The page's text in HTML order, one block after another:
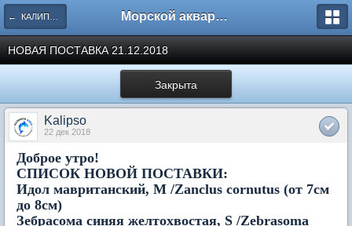
← КАЛИПСО - Морские гидробионты. Морской аквариум. Форумы ReefCentral.ru
НОВАЯ ПОСТАВКА 21.12.2018
Закрыта
Kalipso
22 дек 2018
Доброе утро!
СПИСОК НОВОЙ ПОСТАВКИ:
Идол мавританский, M /Zanclus cornutus (от 7см
до 8см)
Зебрасома синяя желтохвостая, S /Zebrasoma